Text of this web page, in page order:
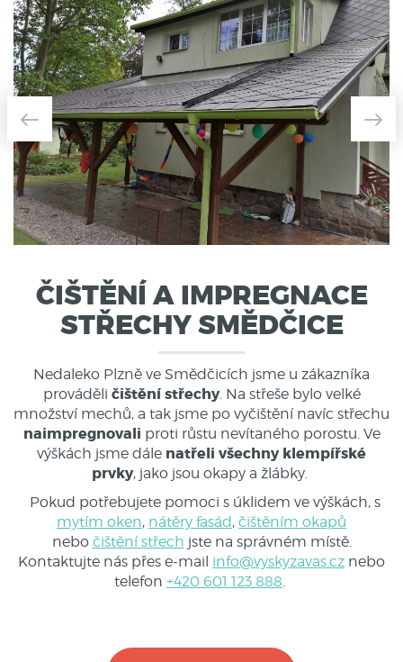
ČIŠTĚNÍ A IMPREGNACE
STŘECHY SMĚDČICE
Nedaleko Plzně ve Smědčicích jsme u zákazníka
prováděli čištění střechy. Na střeše bylo velké
množství mechů, a tak jsme po vyčištění navíc střechu
naimpregnovali proti růstu nevítaného porostu. Ve
výškách jsme dále natřeli všechny klempířské
prvky, jako jsou okapy a žlábky.
Pokud potřebujete pomoci s úklidem ve výškách, s
mytím oken, nátěry fasád, čištěním okapů
nebo čištění střech jste na správném místě.
Kontaktujte nás přes e-mail info@vyskyzavas.cz nebo
telefon +420 601 123 888